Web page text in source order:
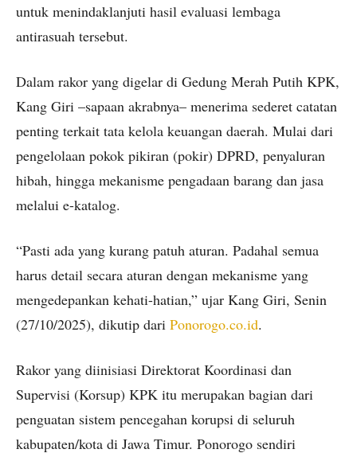
untuk menindaklanjuti hasil evaluasi lembaga
antirasuah tersebut.
Dalam rakor yang digelar di Gedung Merah Putih KPK,
Kang Giri –sapaan akrabnya– menerima sederet catatan
penting terkait tata kelola keuangan daerah. Mulai dari
pengelolaan pokok pikiran (pokir) DPRD, penyaluran
hibah, hingga mekanisme pengadaan barang dan jasa
melalui e-katalog.
“Pasti ada yang kurang patuh aturan. Padahal semua
harus detail secara aturan dengan mekanisme yang
mengedepankan kehati-hatian,” ujar Kang Giri, Senin
(27/10/2025), dikutip dari Ponorogo.co.id.
Rakor yang diinisiasi Direktorat Koordinasi dan
Supervisi (Korsup) KPK itu merupakan bagian dari
penguatan sistem pencegahan korupsi di seluruh
kabupaten/kota di Jawa Timur. Ponorogo sendiri